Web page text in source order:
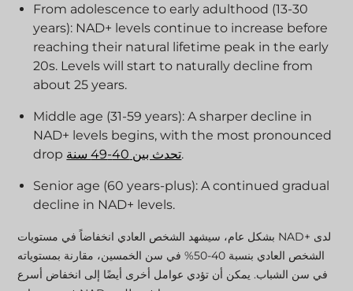
From adolescence to early adulthood (13-30
years): NAD+ levels continue to increase before
reaching their natural lifetime peak in the early
20s. Levels will start to naturally decline from
about 25 years.
Middle age (31-59 years): A sharper decline in
NAD+ levels begins, with the most pronounced
drop
تحدث بين 40-49 سنة.
Senior age (60 years-plus): A continued gradual
decline in NAD+ levels.
بشكل عام، سيشهد الشخص العادي انخفاضاً في مستويات NAD+ لدى
الشخص العادي بنسبة 40-50% في سن الخمسين، مقارنة بمستوياته
في سن الشباب. يمكن أن تؤدي عوامل أخرى أيضًا إلى انخفاض أسرع